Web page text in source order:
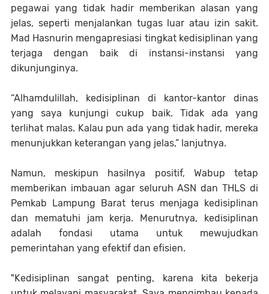
pegawai yang tidak hadir memberikan alasan yang
jelas, seperti menjalankan tugas luar atau izin sakit.
Mad Hasnurin mengapresiasi tingkat kedisiplinan yang
terjaga dengan baik di instansi-instansi yang
dikunjunginya.
“Alhamdulillah, kedisiplinan di kantor-kantor dinas
yang saya kunjungi cukup baik. Tidak ada yang
terlihat malas. Kalau pun ada yang tidak hadir, mereka
menunjukkan keterangan yang jelas,” lanjutnya.
Namun, meskipun hasilnya positif, Wabup tetap
memberikan imbauan agar seluruh ASN dan THLS di
Pemkab Lampung Barat terus menjaga kedisiplinan
dan mematuhi jam kerja. Menurutnya, kedisiplinan
adalah fondasi utama untuk mewujudkan
pemerintahan yang efektif dan efisien.
"Kedisiplinan sangat penting, karena kita bekerja